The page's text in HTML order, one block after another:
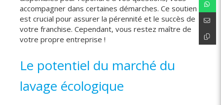
accompagner dans certaines démarches. Ce soutien
est crucial pour assurer la pérennité et le succès de
votre franchise. Cependant, vous restez maître de
votre propre entreprise !
Le potentiel du marché du
lavage écologique